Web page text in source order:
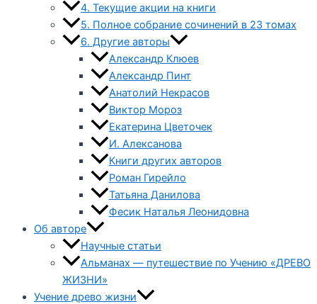
4. Текущие акции на книги
5. Полное собрание сочинений в 23 томах
6. Другие авторы
Александр Клюев
Александр Пинт
Анатолий Некрасов
Виктор Мороз
Екатерина Цветочек
И. Алексанова
Книги других авторов
Роман Гирейло
Татьяна Данилова
Фесик Наталья Леонидовна
Об авторе
Научные статьи
Альманах — путешествие по Учению «ДРЕВО
ЖИЗНИ»
Учение древо жизни